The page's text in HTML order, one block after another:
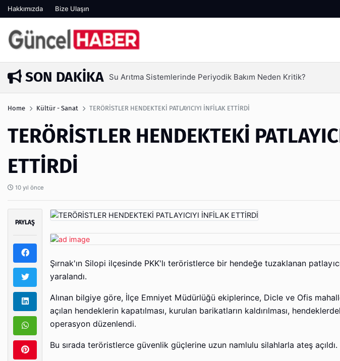
Hakkımızda Bize Ulaşın
SON DAKIKA
3 gün önce Su Arıtma Sistemlerinde Periyodik Bakım Neden Kritik?
Home Kültür - Sanat TERÖRİSTLER HENDEKTEKİ PATLAYICIYI İNFİLAK ETTİRDİ
TERÖRİSTLER HENDEKTEKİ
ETTİRDİ
10 yıl önce
PAYLAŞ
Şırnak'ın Silopi ilçesinde PKK'lı teröristlerce bir hendeğe tuzaklanan
yaralandı.
Alınan bilgiye göre, İlçe Emniyet Müdürlüğü ekiplerince, Dicle ve Ofis
açılan hendeklerin kapatılması, kurulan barikatların kaldırılması,
operasyon düzenlendi.
Bu sırada teröristlerce güvenlik güçlerine uzun namlulu silahlarla ateş açıldı.